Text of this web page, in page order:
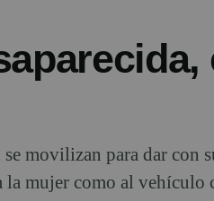
movilizan para dar con
la mujer como al vehículo